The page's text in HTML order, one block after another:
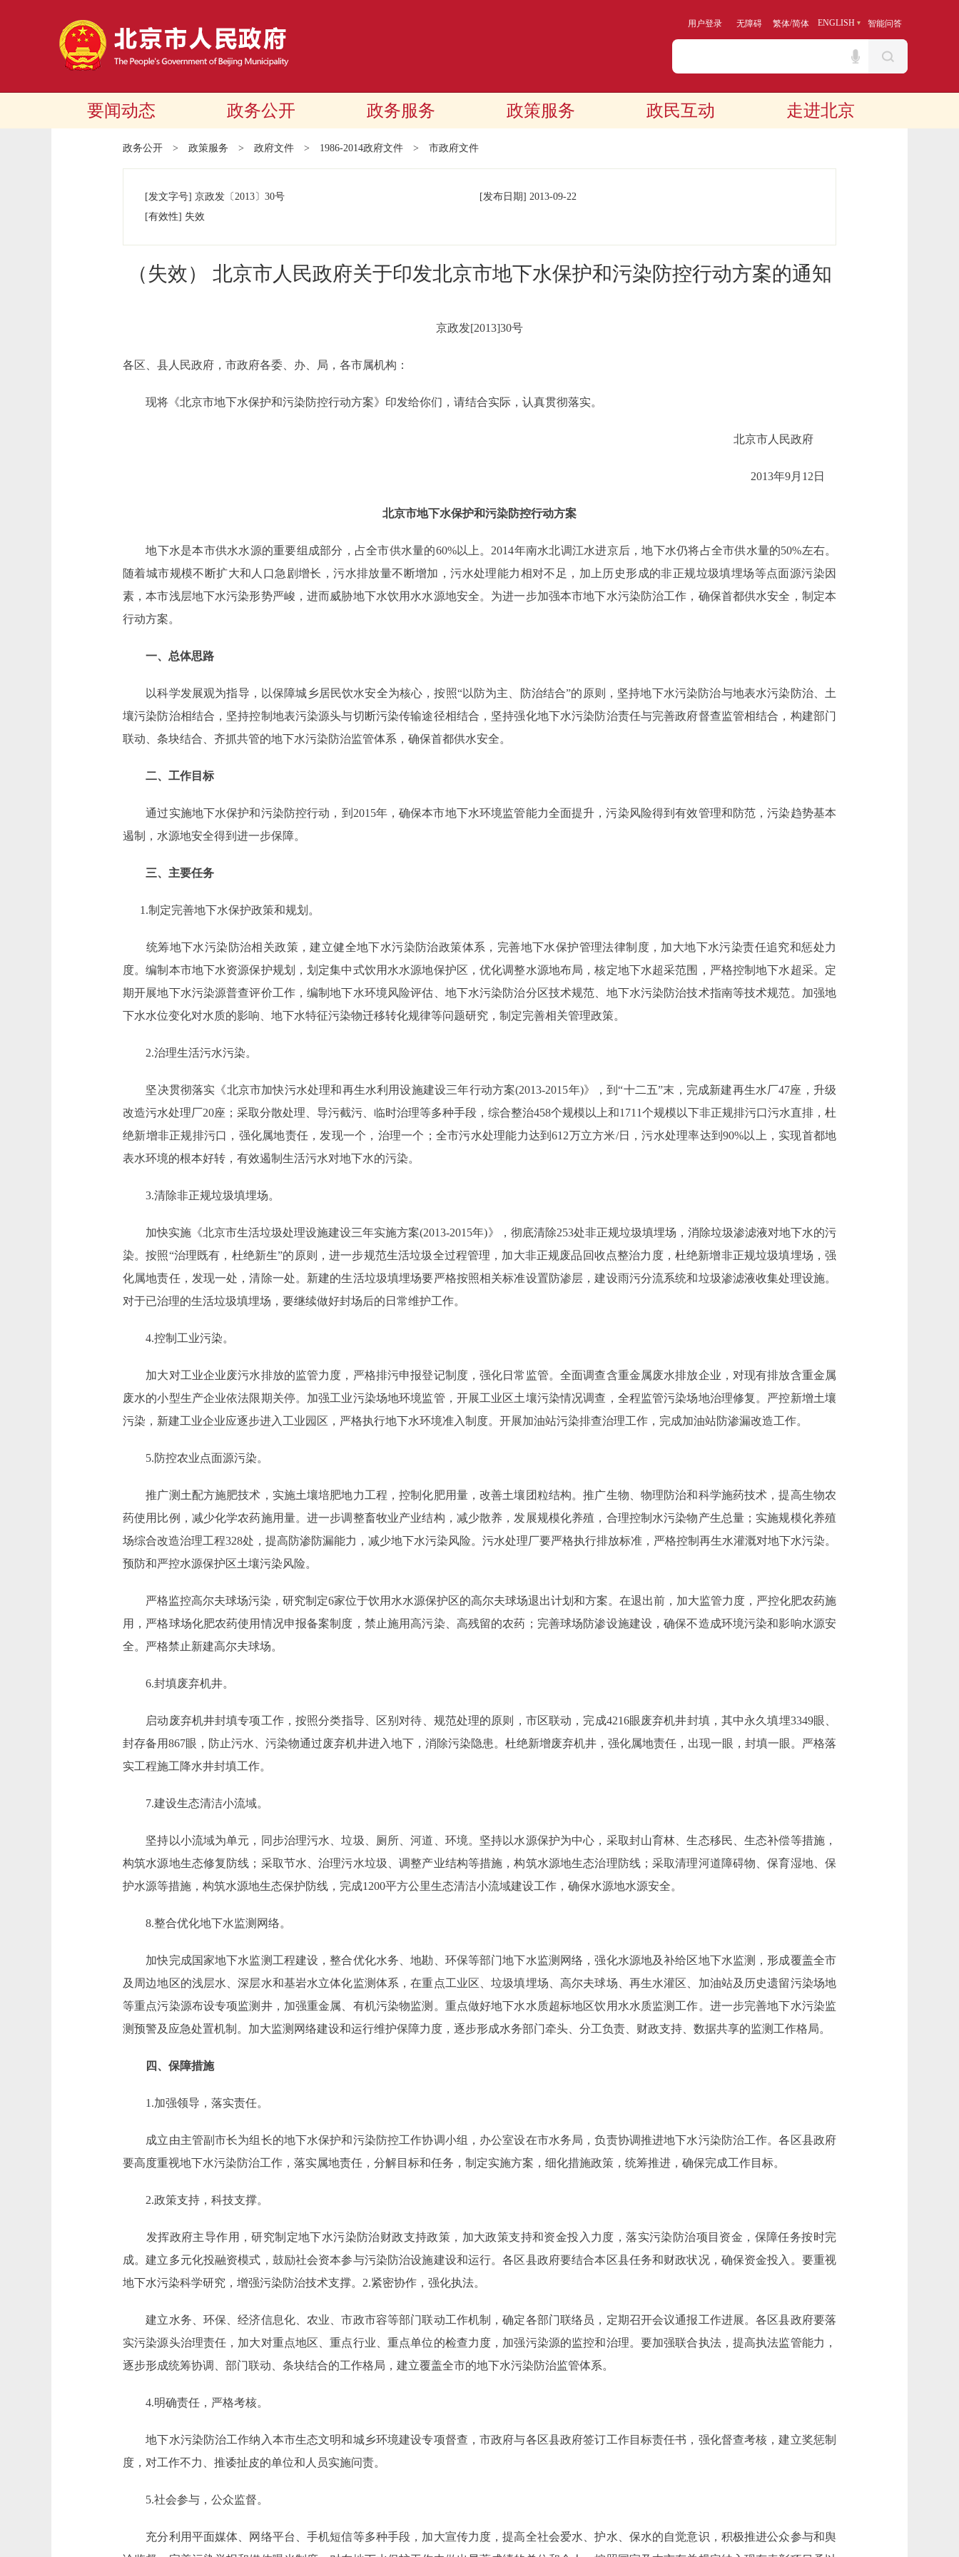
用户登录 无障碍 繁体/简体 ENGLISH 智能问答
要闻动态 政务公开 政务服务 政策服务 政民互动 走进北京
政务公开 > 政策服务 > 政府文件 > 1986-2014政府文件 > 市政府文件
[发文字号] 京政发 〔2013〕 30号 [发布日期] 2013-09-22
[有效性] 失效
（失效） 北京市人民政府关于印发北京市地下水保护和污染防控行动方案的通知
京政发[2013]30号
各区、县人民政府，市政府各委、办、局，各市属机构：
现将《北京市地下水保护和污染防控行动方案》印发给你们，请结合实际，认真贯彻落实。
北京市人民政府
2013年9月12日
北京市地下水保护和污染防控行动方案
地下水是本市供水水源的重要组成部分，占全市供水量的60%以上。2014年南水北调江水进京后，地下水仍将占全市供水量的50%左右。
随着城市规模不断扩大和人口急剧增长，污水排放量不断增加，污水处理能力相对不足，加上历史形成的非正规垃圾填埋场等点面源污染因
素，本市浅层地下水污染形势严峻，进而威胁地下水饮用水水源地安全。为进一步加强本市地下水污染防治工作，确保首都供水安全，制定本
行动方案。
一、总体思路
以科学发展观为指导，以保障城乡居民饮水安全为核心，按照“以防为主、防治结合”的原则，坚持地下水污染防治与地表水污染防治、土
壤污染防治相结合，坚持控制地表污染源头与切断污染传输途径相结合，坚持强化地下水污染防治责任与完善政府督查监管相结合，构建部门
联动、条块结合、齐抓共管的地下水污染防治监管体系，确保首都供水安全。
二、工作目标
通过实施地下水保护和污染防控行动，到2015年，确保本市地下水环境监管能力全面提升，污染风险得到有效管理和防范，污染趋势基本
遏制，水源地安全得到进一步保障。
三、主要任务
1.制定完善地下水保护政策和规划。
统筹地下水污染防治相关政策，建立健全地下水污染防治政策体系，完善地下水保护管理法律制度，加大地下水污染责任追究和惩处力
度。编制本市地下水资源保护规划，划定集中式饮用水水源地保护区，优化调整水源地布局，核定地下水超采范围，严格控制地下水超采。定
期开展地下水污染源普查评价工作，编制地下水环境风险评估、地下水污染防治分区技术规范、地下水污染防治技术指南等技术规范。加强地
下水水位变化对水质的影响、地下水特征污染物迁移转化规律等问题研究，制定完善相关管理政策。
2.治理生活污水污染。
坚决贯彻落实《北京市加快污水处理和再生水利用设施建设三年行动方案(2013-2015年)》，到“十二五”末，完成新建再生水厂47座，升级
改造污水处理厂20座；采取分散处理、导污截污、临时治理等多种手段，综合整治458个规模以上和1711个规模以下非正规排污口污水直排，杜
绝新增非正规排污口，强化属地责任，发现一个，治理一个；全市污水处理能力达到612万立方米/日，污水处理率达到90%以上，实现首都地
表水环境的根本好转，有效遏制生活污水对地下水的污染。
3.清除非正规垃圾填埋场。
加快实施《北京市生活垃圾处理设施建设三年实施方案(2013-2015年)》，彻底清除253处非正规垃圾填埋场，消除垃圾渗滤液对地下水的污
染。按照“治理既有，杜绝新生”的原则，进一步规范生活垃圾全过程管理，加大非正规废品回收点整治力度，杜绝新增非正规垃圾填埋场，强
化属地责任，发现一处，清除一处。新建的生活垃圾填埋场要严格按照相关标准设置防渗层，建设雨污分流系统和垃圾渗滤液收集处理设施。
对于已治理的生活垃圾填埋场，要继续做好封场后的日常维护工作。
4.控制工业污染。
加大对工业企业废污水排放的监管力度，严格排污申报登记制度，强化日常监管。全面调查含重金属废水排放企业，对现有排放含重金属
废水的小型生产企业依法限期关停。加强工业污染场地环境监管，开展工业区土壤污染情况调查，全程监管污染场地治理修复。严控新增土壤
污染，新建工业企业应逐步进入工业园区，严格执行地下水环境准入制度。开展加油站污染排查治理工作，完成加油站防渗漏改造工作。
5.防控农业点面源污染。
推广测土配方施肥技术，实施土壤培肥地力工程，控制化肥用量，改善土壤团粒结构。推广生物、物理防治和科学施药技术，提高生物农
药使用比例，减少化学农药施用量。进一步调整畜牧业产业结构，减少散养，发展规模化养殖，合理控制水污染物产生总量；实施规模化养殖
场综合改造治理工程328处，提高防渗防漏能力，减少地下水污染风险。污水处理厂要严格执行排放标准，严格控制再生水灌溉对地下水污染。
预防和严控水源保护区土壤污染风险。
严格监控高尔夫球场污染，研究制定6家位于饮用水水源保护区的高尔夫球场退出计划和方案。在退出前，加大监管力度，严控化肥农药施
用，严格球场化肥农药使用情况申报备案制度，禁止施用高污染、高残留的农药；完善球场防渗设施建设，确保不造成环境污染和影响水源安
全。严格禁止新建高尔夫球场。
6.封填废弃机井。
启动废弃机井封填专项工作，按照分类指导、区别对待、规范处理的原则，市区联动，完成4216眼废弃机井封填，其中永久填埋3349眼、
封存备用867眼，防止污水、污染物通过废弃机井进入地下，消除污染隐患。杜绝新增废弃机井，强化属地责任，出现一眼，封填一眼。严格落
实工程施工降水井封填工作。
7.建设生态清洁小流域。
坚持以小流域为单元，同步治理污水、垃圾、厕所、河道、环境。坚持以水源保护为中心，采取封山育林、生态移民、生态补偿等措施，
构筑水源地生态修复防线；采取节水、治理污水垃圾、调整产业结构等措施，构筑水源地生态治理防线；采取清理河道障碍物、保育湿地、保
护水源等措施，构筑水源地生态保护防线，完成1200平方公里生态清洁小流域建设工作，确保水源地水源安全。
8.整合优化地下水监测网络。
加快完成国家地下水监测工程建设，整合优化水务、地勘、环保等部门地下水监测网络，强化水源地及补给区地下水监测，形成覆盖全市
及周边地区的浅层水、深层水和基岩水立体化监测体系，在重点工业区、垃圾填埋场、高尔夫球场、再生水灌区、加油站及历史遗留污染场地
等重点污染源布设专项监测井，加强重金属、有机污染物监测。重点做好地下水水质超标地区饮用水水质监测工作。进一步完善地下水污染监
测预警及应急处置机制。加大监测网络建设和运行维护保障力度，逐步形成水务部门牵头、分工负责、财政支持、数据共享的监测工作格局。
四、保障措施
1.加强领导，落实责任。
成立由主管副市长为组长的地下水保护和污染防控工作协调小组，办公室设在市水务局，负责协调推进地下水污染防治工作。各区县政府
要高度重视地下水污染防治工作，落实属地责任，分解目标和任务，制定实施方案，细化措施政策，统筹推进，确保完成工作目标。
2.政策支持，科技支撑。
发挥政府主导作用，研究制定地下水污染防治财政支持政策，加大政策支持和资金投入力度，落实污染防治项目资金，保障任务按时完
成。建立多元化投融资模式，鼓励社会资本参与污染防治设施建设和运行。各区县政府要结合本区县任务和财政状况，确保资金投入。要重视
地下水污染科学研究，增强污染防治技术支撑。2.紧密协作，强化执法。
建立水务、环保、经济信息化、农业、市政市容等部门联动工作机制，确定各部门联络员，定期召开会议通报工作进展。各区县政府要落
实污染源头治理责任，加大对重点地区、重点行业、重点单位的检查力度，加强污染源的监控和治理。要加强联合执法，提高执法监管能力，
逐步形成统筹协调、部门联动、条块结合的工作格局，建立覆盖全市的地下水污染防治监管体系。
4.明确责任，严格考核。
地下水污染防治工作纳入本市生态文明和城乡环境建设专项督查，市政府与各区县政府签订工作目标责任书，强化督查考核，建立奖惩制
度，对工作不力、推诿扯皮的单位和人员实施问责。
5.社会参与，公众监督。
充分利用平面媒体、网络平台、手机短信等多种手段，加大宣传力度，提高全社会爱水、护水、保水的自觉意识，积极推进公众参与和舆